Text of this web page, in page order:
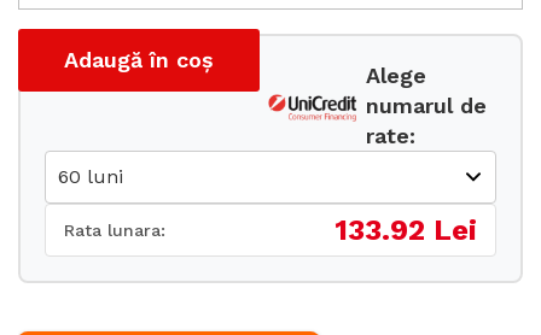
cu
foi
arc
750kg
cantitate
Adaugă în coș
Alege
numarul de
rate:
Rata lunara: 133.92 Lei